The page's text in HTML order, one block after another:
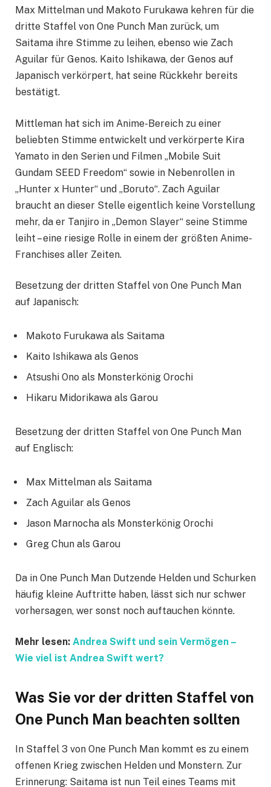
Max Mittelman und Makoto Furukawa kehren für die
dritte Staffel von One Punch Man zurück, um
Saitama ihre Stimme zu leihen, ebenso wie Zach
Aguilar für Genos. Kaito Ishikawa, der Genos auf
Japanisch verkörpert, hat seine Rückkehr bereits
bestätigt.
Mittleman hat sich im Anime-Bereich zu einer
beliebten Stimme entwickelt und verkörperte Kira
Yamato in den Serien und Filmen „Mobile Suit
Gundam SEED Freedom“ sowie in Nebenrollen in
„Hunter x Hunter“ und „Boruto“. Zach Aguilar
braucht an dieser Stelle eigentlich keine Vorstellung
mehr, da er Tanjiro in „Demon Slayer“ seine Stimme
leiht – eine riesige Rolle in einem der größten Anime-
Franchises aller Zeiten.
Besetzung der dritten Staffel von One Punch Man
auf Japanisch:
Makoto Furukawa als Saitama
Kaito Ishikawa als Genos
Atsushi Ono als Monsterkönig Orochi
Hikaru Midorikawa als Garou
Besetzung der dritten Staffel von One Punch Man
auf Englisch:
Max Mittelman als Saitama
Zach Aguilar als Genos
Jason Marnocha als Monsterkönig Orochi
Greg Chun als Garou
Da in One Punch Man Dutzende Helden und Schurken
häufig kleine Auftritte haben, lässt sich nur schwer
vorhersagen, wer sonst noch auftauchen könnte.
Mehr lesen: Andrea Swift und sein Vermögen –
Wie viel ist Andrea Swift wert?
Was Sie vor der dritten Staffel von
One Punch Man beachten sollten
In Staffel 3 von One Punch Man kommt es zu einem
offenen Krieg zwischen Helden und Monstern. Zur
Erinnerung: Saitama ist nun Teil eines Teams mit